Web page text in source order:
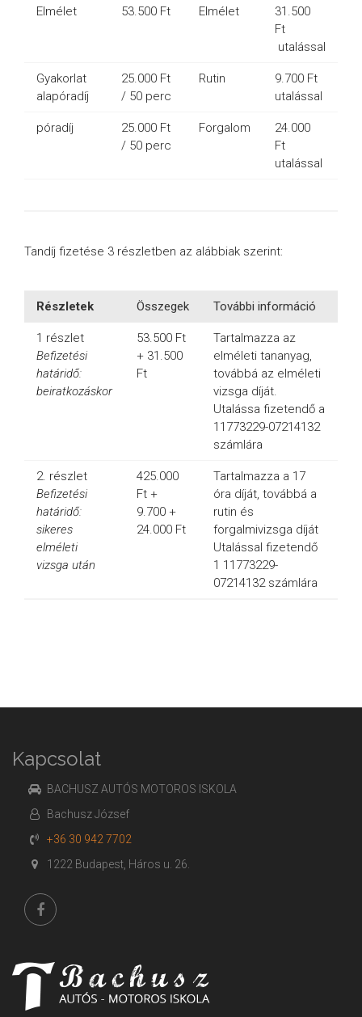
Elmélet 53.500 Ft Elmélet
31.500
Ft
utalással
Gyakorlat
alapóradíj
25.000 Ft
/ 50 perc
Rutin
9.700 Ft
utalással
póradíj
25.000 Ft
/ 50 perc
Forgalom
24.000
Ft
utalással
Tandíj fizetése 3 részletben az alábbiak szerint:
Részletek Összegek További információ
1 részlet
Befizetési
határidő:
beiratkozáskor
53.500 Ft
+ 31.500
Ft
Tartalmazza az
elméleti tananyag,
továbbá az elméleti
vizsga díját.
Utalássa fizetendő a
11773229-07214132
számlára
2. részlet
Befizetési
határidő:
sikeres
elméleti
vizsga után
425.000
Ft +
9.700 +
24.000 Ft
Tartalmazza a 17
óra díját, továbbá a
rutin és
forgalmivizsga díját
Utalással fizetendő
1 11773229-
07214132 számlára
Kapcsolat
BACHUSZ AUTÓS MOTOROS ISKOLA
Bachusz József
+36 30 942 7702
1222 Budapest, Háros u. 26.